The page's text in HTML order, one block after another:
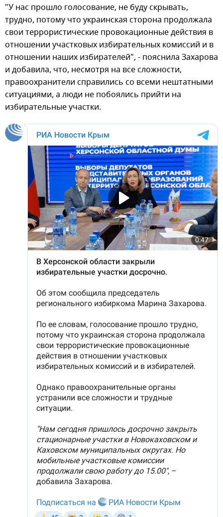
"У нас прошло голосование, не буду скрывать,
трудно, потому что украинская сторона продолжала
свои террористические провокационные действия в
отношении участковых избирательных комиссий и в
отношении наших избирателей", - пояснила Захарова
и добавила, что, несмотря на все сложности,
правоохранители справились со всеми нештатными
ситуациями, а люди не побоялись прийти на
избирательные участки.